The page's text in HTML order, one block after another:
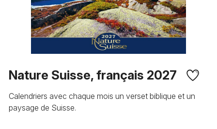
Nature Suisse, français 2027
Calendriers avec chaque mois un verset biblique et un
paysage de Suisse.